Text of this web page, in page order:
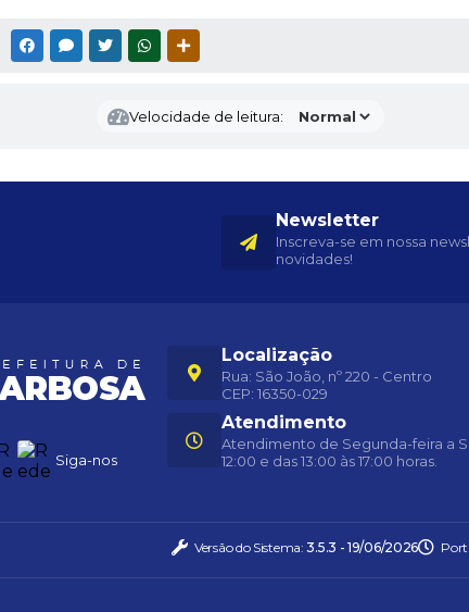
encontra-se no Anexo III deste Edital
por telefone ou e-mail, informações a respeito de
as formas de divulgação estabelecidas neste Edital e
FACEBOOKMESSENGER
TWITTERWHATSAPP
Velocidade de leitura:
Newsletter
Inscreva-se em nossa
novidades!
Siga-nos
Localização
Rua: São João, nº 220 - Centro
CEP: 16350-029
Atendimento
Atendimento de Segunda-feira a
12:00 e das 13:00 às 17:00 horas.
Versão do Sistema:3.5.3 - 19/06/2026